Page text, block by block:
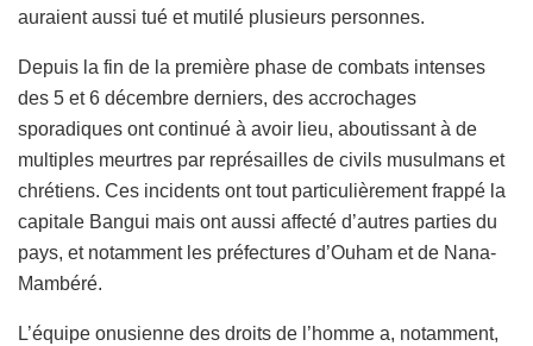
auraient aussi tué et mutilé plusieurs personnes.
Depuis la fin de la première phase de combats intenses
des 5 et 6 décembre derniers, des accrochages
sporadiques ont continué à avoir lieu, aboutissant à de
multiples meurtres par représailles de civils musulmans et
chrétiens. Ces incidents ont tout particulièrement frappé la
capitale Bangui mais ont aussi affecté d’autres parties du
pays, et notamment les préfectures d’Ouham et de Nana-
Mambéré.
L’équipe onusienne des droits de l’homme a, notamment,